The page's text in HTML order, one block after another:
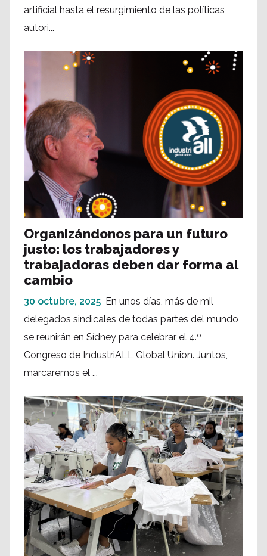
artificial hasta el resurgimiento de las políticas
autori...
Organizándonos para un futuro
justo: los trabajadores y
trabajadoras deben dar forma al
cambio
30 octubre, 2025 En unos días, más de mil
delegados sindicales de todas partes del mundo
se reunirán en Sídney para celebrar el 4.º
Congreso de IndustriALL Global Union. Juntos,
marcaremos el ...